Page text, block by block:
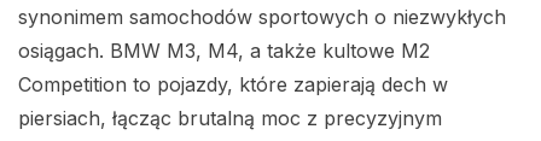
synonimem samochodów sportowych o niezwykłych
osiągach. BMW M3, M4, a także kultowe M2
Competition to pojazdy, które zapierają dech w
piersiach, łącząc brutalną moc z precyzyjnym